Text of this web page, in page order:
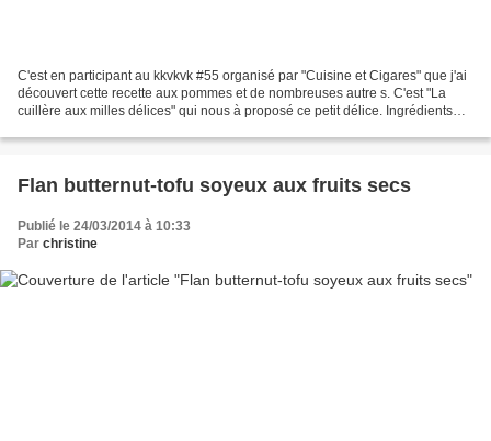
C'est en participant au kkvkvk #55 organisé par "Cuisine et Cigares" que j'ai
découvert cette recette aux pommes et de nombreuses autre s. C'est "La
cuillère aux milles délices" qui nous à proposé ce petit délice. Ingrédients
Flan butternut-tofu soyeux aux fruits secs
Publié le 24/03/2014 à 10:33
Par christine